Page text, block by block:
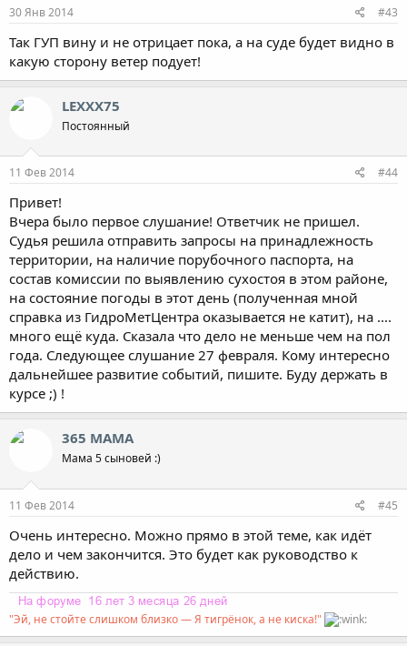
30 Янв 2014 #43
Так ГУП вину и не отрицает пока, а на суде будет видно в
какую сторону ветер подует!
LEXXX75
Постоянный
11 Фев 2014 #44
Привет!
Вчера было первое слушание! Ответчик не пришел.
Судья решила отправить запросы на принадлежность
территории, на наличие порубочного паспорта, на
состав комиссии по выявлению сухостоя в этом районе,
на состояние погоды в этот день (полученная мной
справка из ГидроМетЦентра оказывается не катит), на ....
много ещё куда. Сказала что дело не меньше чем на пол
года. Следующее слушание 27 февраля. Кому интересно
дальнейшее развитие событий, пишите. Буду держать в
курсе ;) !
365 МАМА
Мама 5 сыновей :)
11 Фев 2014 #45
Очень интересно. Можно прямо в этой теме, как идёт
дело и чем закончится. Это будет как руководство к
действию.
"Эй, не стойте слишком близко — Я тигрёнок, а не киска!"